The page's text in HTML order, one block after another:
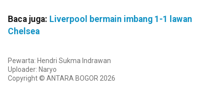
Baca juga: Liverpool bermain imbang 1-1 lawan
Chelsea
Pewarta: Hendri Sukma Indrawan
Uploader: Naryo
Copyright © ANTARA BOGOR 2026